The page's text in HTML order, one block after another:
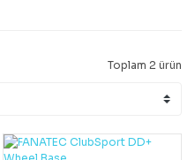
Toplam 2 ürün